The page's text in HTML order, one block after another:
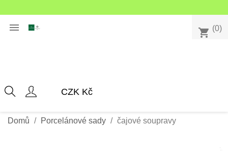
 shopping_cart (0)
Domů Porcelánové sady čajové soupravy